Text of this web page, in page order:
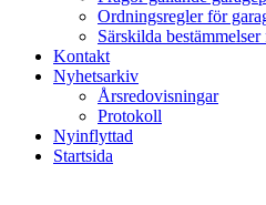
Ordningsregler för
Särskilda
Kontakt
Nyhetsarkiv
Årsredovisningar
Protokoll
Nyinflyttad
Startsida